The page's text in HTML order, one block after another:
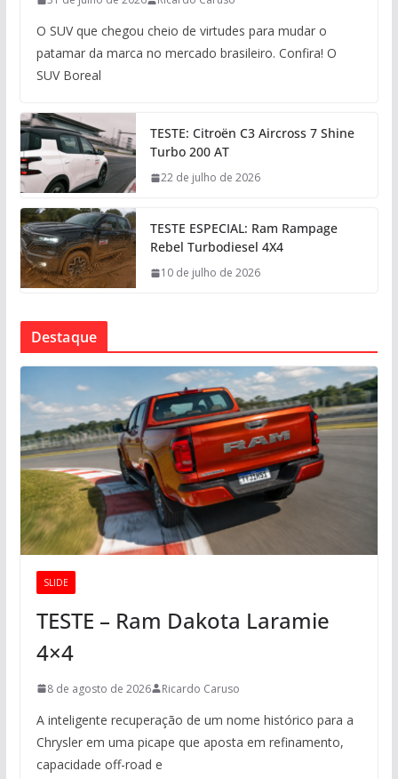
O SUV que chegou cheio de virtudes para mudar o
patamar da marca no mercado brasileiro. Confira! O
SUV Boreal
TESTE: Citroën C3 Aircross 7 Shine
Turbo 200 AT
22 de julho de 2026
TESTE ESPECIAL: Ram Rampage
Rebel Turbodiesel 4X4
10 de julho de 2026
Destaque
SLIDE
TESTE – Ram Dakota Laramie
4×4
8 de agosto de 2026 Ricardo Caruso
A inteligente recuperação de um nome histórico para a
Chrysler em uma picape que aposta em refinamento,
capacidade off-road e